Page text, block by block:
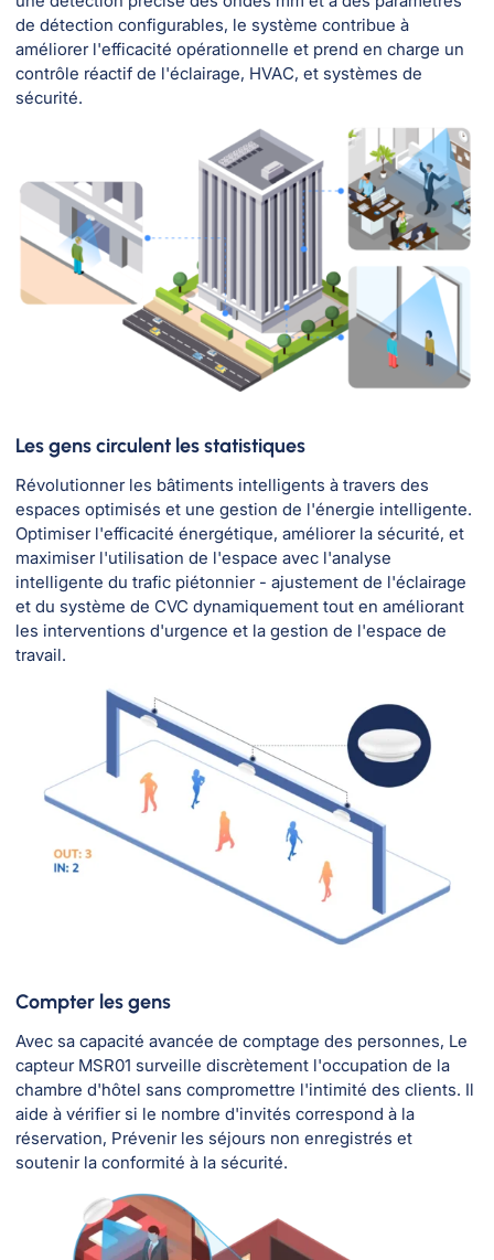
de détection configurables, le système contribue à
améliorer l'efficacité opérationnelle et prend en charge un
contrôle réactif de l'éclairage, HVAC, et systèmes de
sécurité.
Les gens circulent les statistiques
Révolutionner les bâtiments intelligents à travers des
espaces optimisés et une gestion de l'énergie intelligente.
Optimiser l'efficacité énergétique, améliorer la sécurité, et
maximiser l'utilisation de l'espace avec l'analyse
intelligente du trafic piétonnier - ajustement de l'éclairage
et du système de CVC dynamiquement tout en améliorant
les interventions d'urgence et la gestion de l'espace de
travail.
Compter les gens
Avec sa capacité avancée de comptage des personnes, Le
capteur MSR01 surveille discrètement l'occupation de la
chambre d'hôtel sans compromettre l'intimité des clients. Il
aide à vérifier si le nombre d'invités correspond à la
réservation, Prévenir les séjours non enregistrés et
soutenir la conformité à la sécurité.